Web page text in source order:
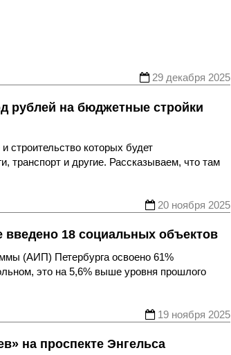
29 декабря 2025
рублей на бюджетные стройки
строительство которых будет
транспорт и другие. Рассказываем, что там
20 ноября 2025
введено 18 социальных объектов
(АИП) Петербурга освоено 61%
это на 5,6% выше уровня прошлого
19 ноября 2025
на проспекте Энгельса